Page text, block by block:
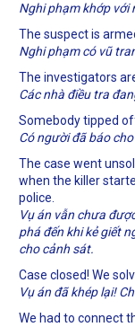
Nghi phạm khớp với
The suspect is
Nghi phạm có vũ
The investigators
Các nhà điều tra
Somebody tipped
Có người đã báo
The case went
when the killer
police.
Vụ án vẫn chưa
phá đến khi kẻ giết
cho cảnh sát.
Case closed! We
Vụ án đã khép lại!
We had to connect